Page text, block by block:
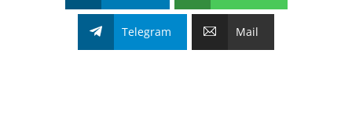
Telegram Mail